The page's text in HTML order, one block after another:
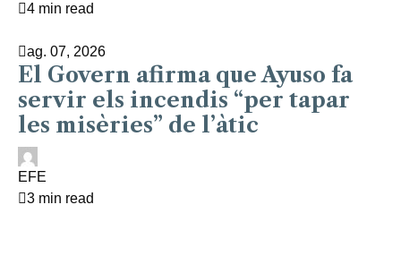
4 min read
ag. 07, 2026
El Govern afirma que Ayuso fa
servir els incendis “per tapar
les misèries” de l’àtic
EFE
3 min read